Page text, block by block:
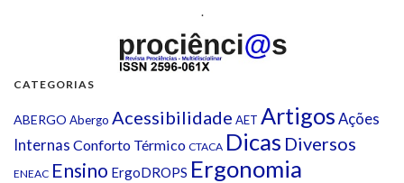
.
CATEGORIAS
ABERGO Abergo Acessibilidade AET ArtigosAções
Internas Conforto Térmico CTACA Dicas Diversos
ENEAC Ensino ErgoDROPS Ergonomia